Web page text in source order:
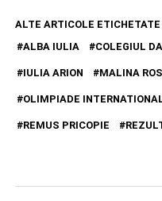
ALTE ARTICOLE ETICHETATE
ALBA IULIA
COLEGIUL
IULIA ARION MALINA
OLIMPIADE
REMUS PRICOPIE